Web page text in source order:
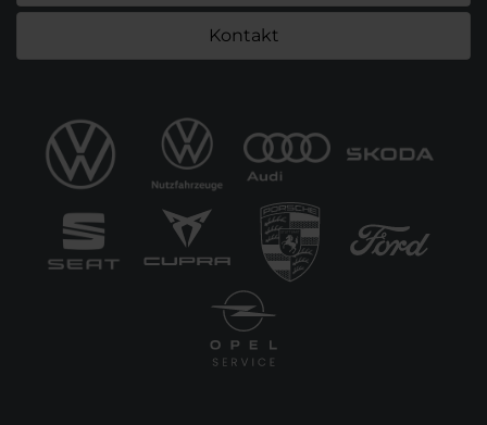
Kontakt